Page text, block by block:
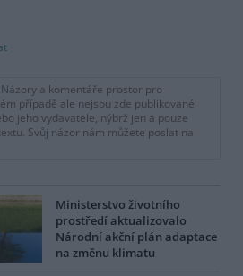
a komentáře prostor pro
případě ale nejsou zde publikované
jeho vydavatele, nýbrž jen a pouze
Svůj názor nám můžete poslat na
Ministerstvo životního
prostředí aktualizovalo
Národní akční plán adaptace
na změnu klimatu